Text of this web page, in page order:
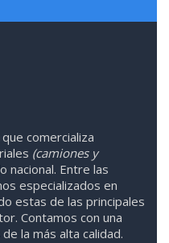
comercializa
(camiones y
nacional. Entre las
especializados en
estas de las principales
Contamos con una
la más alta calidad.